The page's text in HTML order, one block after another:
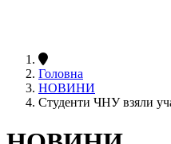
Головна
НОВИНИ
Студенти ЧНУ взяли